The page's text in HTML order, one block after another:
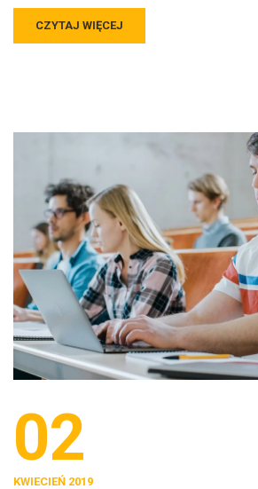
CZYTAJ WIĘCEJ
02
KWIECIEŃ 2019